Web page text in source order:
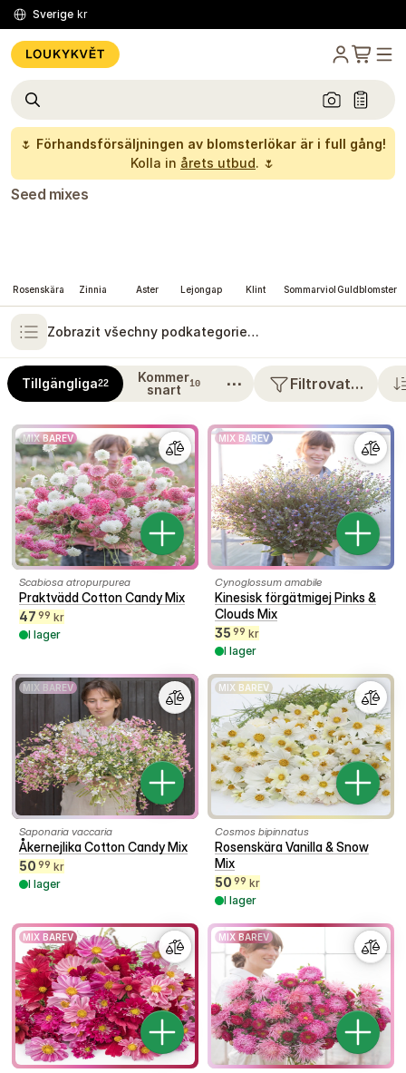
Sverige kr
🌷 Förhandsförsäljningen av blomsterlökar är i full gång!
Kolla in årets utbud. 🌷
Seed mixes
Rosenskära Zinnia Aster Lejongap Klint Sommarviol Guldblomster
Zobrazit všechny podkategorie…
Tillgängliga22
Kommer
snart
10 ⋯ Filtrovat…
MIX BAREV
Scabiosa atropurpurea
Praktvädd Cotton Candy Mix
47 99 kr
I lager
MIX BAREV
Cynoglossum amabile
Kinesisk förgätmigej Pinks &
Clouds Mix
35 99 kr
I lager
MIX BAREV
Saponaria vaccaria
Åkernejlika Cotton Candy Mix
50 99 kr
I lager
MIX BAREV
Cosmos bipinnatus
Rosenskära Vanilla & Snow
Mix
50 99 kr
I lager
MIX BAREV MIX BAREV